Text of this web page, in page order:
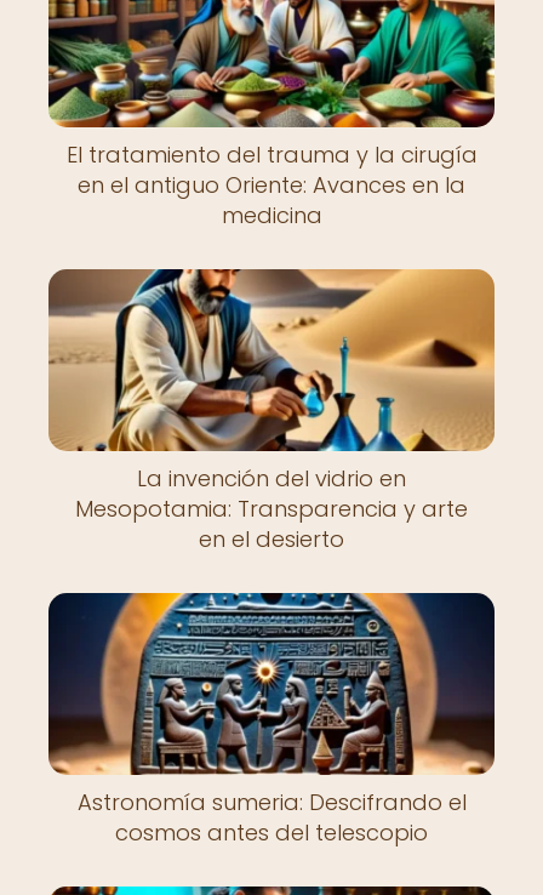
El tratamiento del trauma y la cirugía
en el antiguo Oriente: Avances en la
medicina
La invención del vidrio en
Mesopotamia: Transparencia y arte
en el desierto
Astronomía sumeria: Descifrando el
cosmos antes del telescopio